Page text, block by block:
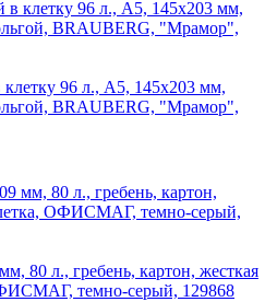
клетку 96 л., А5, 145х203 мм,
BRAUBERG, "Мрамор",
80 л., гребень, картон, жесткая
темно-серый, 129868